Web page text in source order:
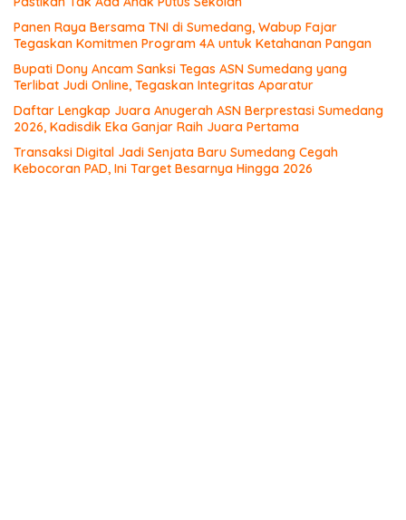
Panen Raya Bersama TNI di Sumedang, Wabup Fajar
Tegaskan Komitmen Program 4A untuk Ketahanan Pangan
Bupati Dony Ancam Sanksi Tegas ASN Sumedang yang
Terlibat Judi Online, Tegaskan Integritas Aparatur
Daftar Lengkap Juara Anugerah ASN Berprestasi Sumedang
2026, Kadisdik Eka Ganjar Raih Juara Pertama
Transaksi Digital Jadi Senjata Baru Sumedang Cegah
Kebocoran PAD, Ini Target Besarnya Hingga 2026